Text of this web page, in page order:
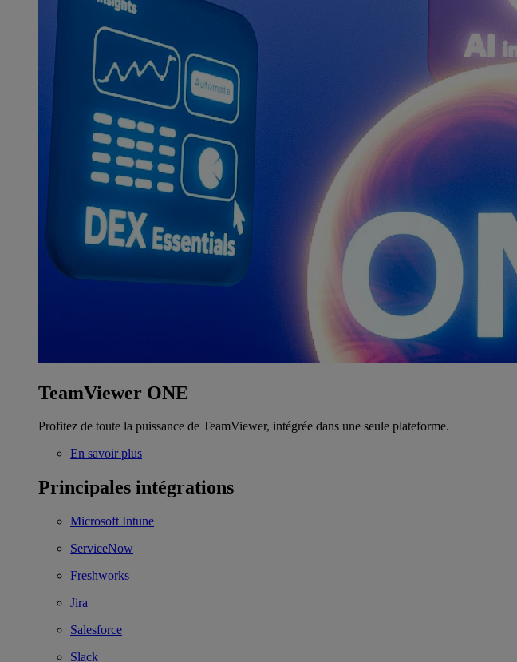
TeamViewer ONE
Profitez de toute la puissance de TeamViewer, intégrée dans une seule plateforme.
En savoir plus
Principales intégrations
Microsoft Intune
ServiceNow
Freshworks
Jira
Salesforce
Slack